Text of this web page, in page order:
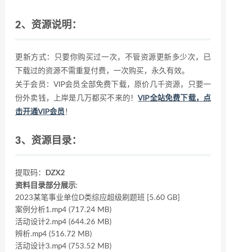
2、资源说明：
更新方式：只要你购买过一次，不管资源更新多少次，已
下载过的资源不需重复付费，一次购买，永久有效。
关于会员：VIP会员全部免费下载，原价几千资源，只要一
份外卖钱，上岸是几万都买不来的！VIP全站免费下载，点
击开通VIP会员 ！
3、资源目录：
提取码：
DZX2
资料目录部分展示:
2023某笔事业单位D类综应超级刷题班 [5.60 GB]
案例分析1.mp4 (717.24 MB)
活动设计2.mp4 (644.26 MB)
辨析.mp4 (516.72 MB)
活动设计3.mp4 (753.52 MB)